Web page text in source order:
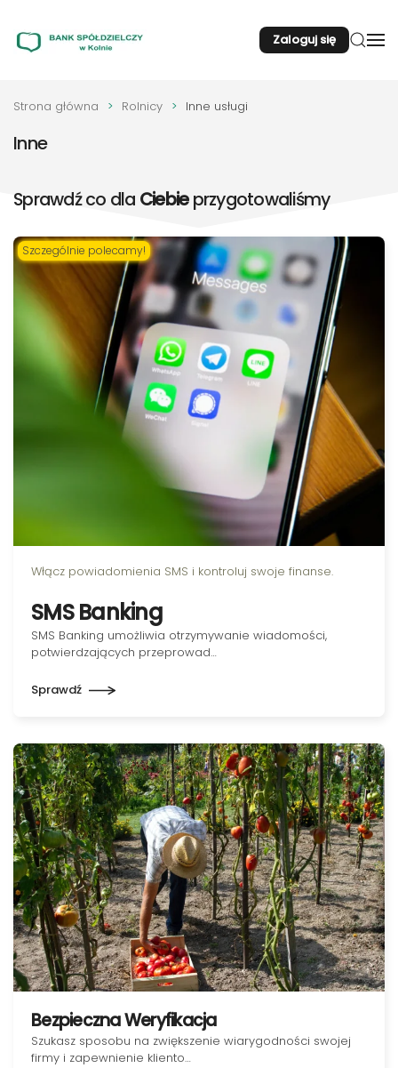
Przejdź do głównej treści
Zaloguj się
Strona główna Rolnicy Inne usługi
Inne
Sprawdź co dla Ciebieprzygotowaliśmy
Włącz powiadomienia SMS i kontroluj swoje finanse.
SMS Banking
SMS Banking umożliwia otrzymywanie wiadomości,
potwierdzających przeprowad…
Sprawdź
Bezpieczna Weryfikacja
Szukasz sposobu na zwiększenie wiarygodności swojej
firmy i zapewnienie kliento…